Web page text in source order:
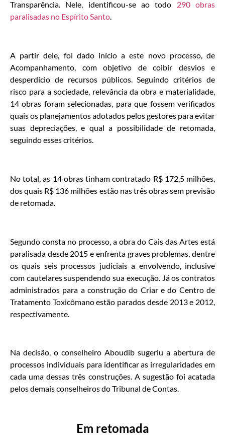
Transparência. Nele, identificou-se ao todo 290 obras
paralisadas no Espírito Santo.
A partir dele, foi dado início a este novo processo, de
Acompanhamento, com objetivo de coibir desvios e
desperdício de recursos públicos. Seguindo critérios de
risco para a sociedade, relevância da obra e materialidade,
14 obras foram selecionadas, para que fossem verificados
quais os planejamentos adotados pelos gestores para evitar
suas depreciações, e qual a possibilidade de retomada,
seguindo esses critérios.
No total, as 14 obras tinham contratado R$ 172,5 milhões,
dos quais R$ 136 milhões estão nas três obras sem previsão
de retomada.
Segundo consta no processo, a obra do Cais das Artes está
paralisada desde 2015 e enfrenta graves problemas, dentre
os quais seis processos judiciais a envolvendo, inclusive
com cautelares suspendendo sua execução. Já os contratos
administrados para a construção do Criar e do Centro de
Tratamento Toxicômano estão parados desde 2013 e 2012,
respectivamente.
Na decisão, o conselheiro Aboudib sugeriu a abertura de
processos individuais para identificar as irregularidades em
cada uma dessas três construções. A sugestão foi acatada
pelos demais conselheiros do Tribunal de Contas.
Em retomada